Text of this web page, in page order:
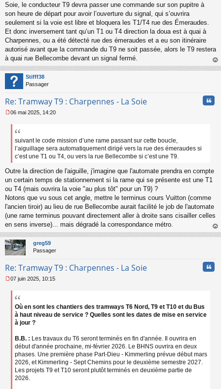
Soie, le conducteur T9 devra passer une commande sur son pupitre à
son heure de départ pour avoir l’ouverture du signal, qui s’ouvrira
seulement si la voie est libre et bloquera les T1/T4 rue des Émeraudes.
Et donc inversement tant qu’un T1 ou T4 direction la doua est à quai à
Charpennes, ou a été détecté rue des émeraudes et a eu son itinéraire
autorisé avant que la commande du T9 ne soit passée, alors le T9 restera
à quai rue Bellecombe devant un signal fermé.
au
Stifff38
Passager
Re: Tramway T9 : Charpennes - La Soie
e
e
n
l
u
06 mai 2025, 14:20
suivant le code mission d’une rame passant sur cette boucle,
l’aiguillage sera automatiquement dirigé vers la rue des émeraudes si
c’est une T1 ou T4, ou vers la rue Bellecombe si c’est une T9.
Outre la direction de l'aiguille, j'imagine que l'automate prendra en compte
un certain temps de stationnement si la rame qui se présente est une T1
ou T4 (mais ouvrira la voie "au plus tôt" pour un T9) ?
Notons que vu sous cet angle, mettre le terminus cours Vuitton (comme
l'ancien tiroir) au lieu de rue Bellecombe aurait facilité le job de l'automate
(une rame terminus pouvant directement aller à droite sans cisailler celles
en sens inverse)... mais dégradé la correspondance métro.
au
greg59
Passager
Re: Tramway T9 : Charpennes - La Soie
e
07 juin 2025, 10:15
Où en sont les chantiers des tramways T6 Nord, T9 et T10 et du Bus
à haut niveau de service ? Quelles sont les dates de mise en service
à jour ?
B.B. : Les travaux du T6 seront terminés en fin d'année. Il ouvrira en
début d'année prochaine, mi-février 2026. Le BHNS ouvrira en deux
phases. Une première phase Part-Dieu - Kimmerling prévue début mars
2026, et Kimmerling - Sept Chemins pour le deuxième semestre 2027.
Les projets T9 et T10 seront plutôt terminés en deuxième partie de
2026.